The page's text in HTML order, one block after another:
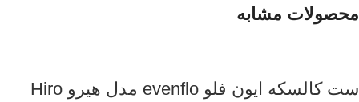
محصولات مشابه
ست کالسکه ایون فلو evenflo مدل هیرو Hiro